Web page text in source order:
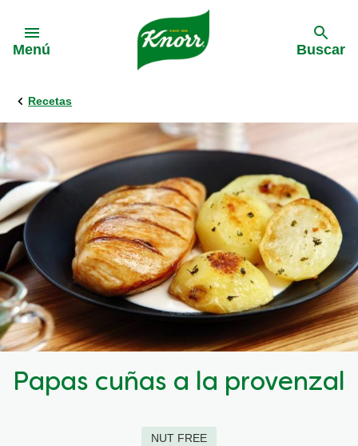
Menú Buscar
Recetas
Papas cuñas a la provenzal
NUT FREE